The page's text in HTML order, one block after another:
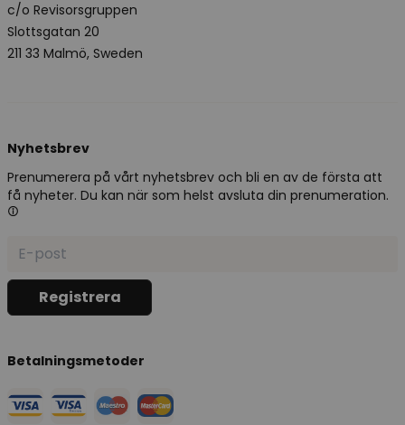
c/o Revisorsgruppen
Slottsgatan 20
211 33 Malmö, Sweden
Nyhetsbrev
Prenumerera på vårt nyhetsbrev och bli en av de första att
få nyheter. Du kan när som helst avsluta din prenumeration.
Betalningsmetoder